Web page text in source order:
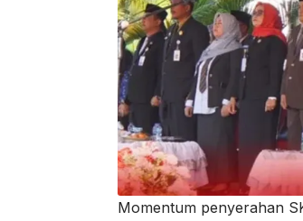
Momentum penyerahan